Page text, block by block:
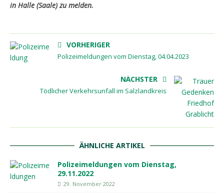
in Halle (Saale) zu melden.
VORHERIGER
Polizeimeldungen vom Dienstag, 04.04.2023
NÄCHSTER
Tödlicher Verkehrsunfall im Salzlandkreis
ÄHNLICHE ARTIKEL
Polizeimeldungen vom Dienstag,
29.11.2022
29. November 2022